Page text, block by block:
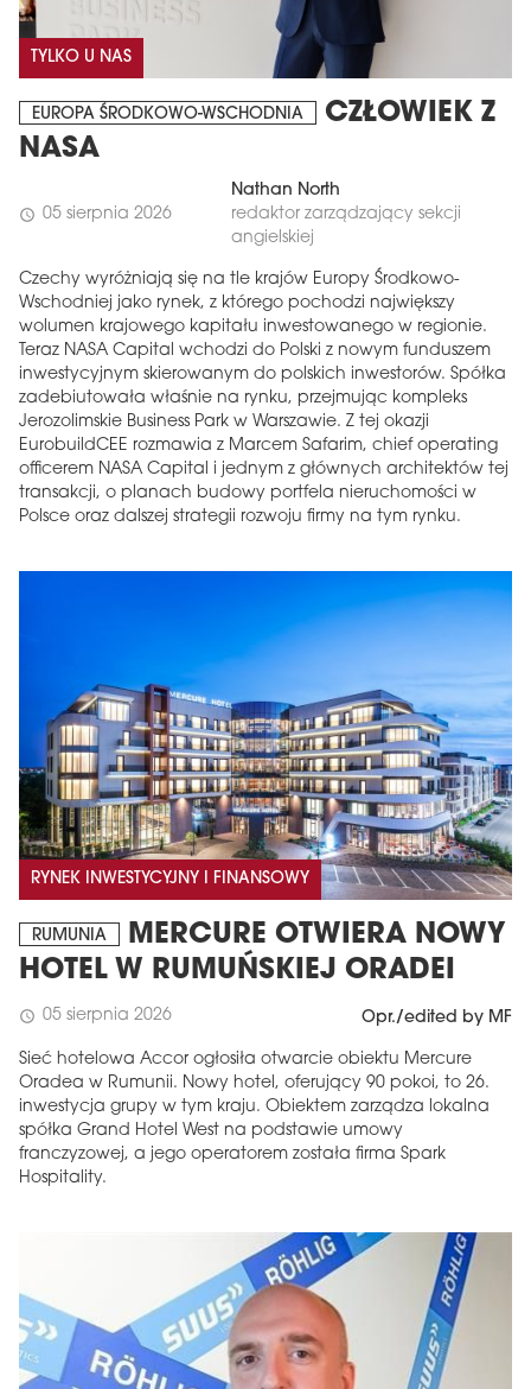
TYLKO U NAS
EUROPA ŚRODKOWO-WSCHODNIA
CZŁOWIEK Z
NASA
schedule 05 sierpnia 2026
Nathan North
redaktor zarządzający sekcji
angielskiej
Czechy wyróżniają się na tle krajów Europy Środkowo-
Wschodniej jako rynek, z którego pochodzi największy
wolumen krajowego kapitału inwestowanego w regionie.
Teraz NASA Capital wchodzi do Polski z nowym funduszem
inwestycyjnym skierowanym do polskich inwestorów. Spółka
zadebiutowała właśnie na rynku, przejmując kompleks
Jerozolimskie Business Park w Warszawie. Z tej okazji
EurobuildCEE rozmawia z Marcem Safarim, chief operating
officerem NASA Capital i jednym z głównych architektów tej
transakcji, o planach budowy portfela nieruchomości w
Polsce oraz dalszej strategii rozwoju firmy na tym rynku.
RYNEK INWESTYCYJNY I FINANSOWY
RUMUNIA
MERCURE OTWIERA NOWY
HOTEL W RUMUŃSKIEJ ORADEI
schedule 05 sierpnia 2026 Opr./edited by MF
Sieć hotelowa Accor ogłosiła otwarcie obiektu Mercure
Oradea w Rumunii. Nowy hotel, oferujący 90 pokoi, to 26.
inwestycja grupy w tym kraju. Obiektem zarządza lokalna
spółka Grand Hotel West na podstawie umowy
franczyzowej, a jego operatorem została firma Spark
Hospitality.